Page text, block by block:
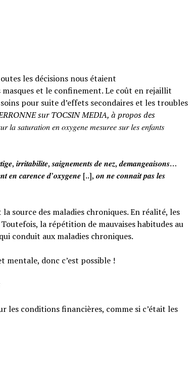
les décisions nous étaient
et le confinement. Le coût en rejaillit
pour suite d’effets secondaires et les troubles
sur TOCSIN MEDIA, à propos des
𝑒𝑛 𝑜𝑥𝑦𝑔𝑒𝑛𝑒 𝑚𝑒𝑠𝑢𝑟𝑒𝑒 𝑠𝑢𝑟 𝑙𝑒𝑠 𝑒𝑛𝑓𝑎𝑛𝑡𝑠
𝒊𝒓𝒓𝒊𝒕𝒂𝒃𝒊𝒍𝒊𝒕𝒆, 𝒔𝒂𝒊𝒈𝒏𝒆𝒎𝒆𝒏𝒕𝒔 𝒅𝒆 𝒏𝒆𝒛, 𝒅𝒆𝒎𝒂𝒏𝒈𝒆𝒂𝒊𝒔𝒐𝒏𝒔…
𝒆𝒏 𝒄𝒂𝒓𝒆𝒏𝒄𝒆 𝒅’𝒐𝒙𝒚𝒈𝒆𝒏𝒆 [..], 𝒐𝒏 𝒏𝒆 𝒄𝒐𝒏𝒏𝒂𝒊𝒕 𝒑𝒂𝒔 𝒍𝒆𝒔
source des maladies chroniques. En réalité, les
la répétition de mauvaises habitudes au
conduit aux maladies chroniques.
mentale, donc c’est possible !
les conditions financières, comme si c’était les